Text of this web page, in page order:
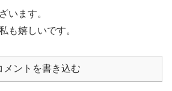
います。
も嬉しいです。
メントを書き込む